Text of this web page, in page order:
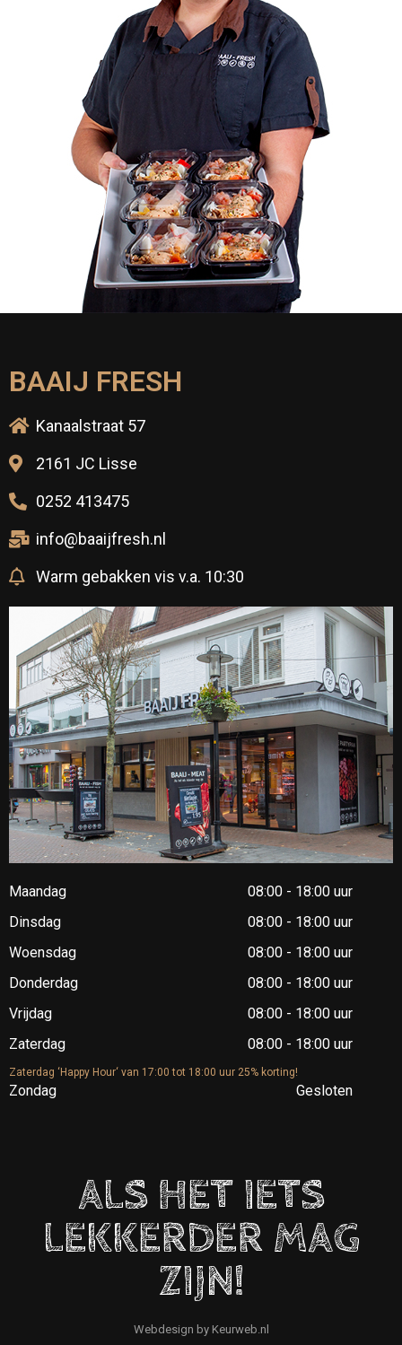
BAAIJ FRESH
Kanaalstraat 57
2161 JC Lisse
0252 413475
info@baaijfresh.nl
Warm gebakken vis v.a. 10:30
Maandag
08:00 - 18:00 uur
Dinsdag
08:00 - 18:00 uur
Woensdag
08:00 - 18:00 uur
Donderdag
08:00 - 18:00 uur
Vrijdag
08:00 - 18:00 uur
Zaterdag
08:00 - 18:00 uur
Zaterdag ‘Happy Hour‘ van 17:00 tot 18:00 uur 25% korting!
Zondag Gesloten
ALS HET IETS
LEKKERDER MAG
ZIJN!
Webdesign by Keurweb.nl